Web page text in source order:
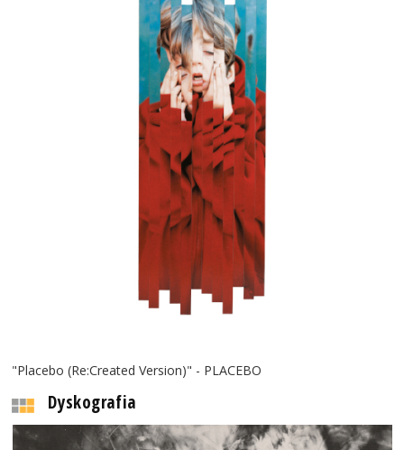
"Placebo (Re:Created Version)" - PLACEBO
Dyskografia